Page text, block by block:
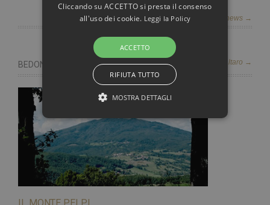
Vedi tutte le news →
BEDONIA E DINTORNI cosa fare in valtaro →
Cliccando su ACCETTO si presta il consenso
all'uso dei cookie. Leggi la Policy
ACCETTO
RIFIUTA TUTTO
MOSTRA DETTAGLI
STRETTAMENTE NECESSARI E STATISTICHE
Strettamente necessari e Statistiche
I cookie strettamente necessari consentono